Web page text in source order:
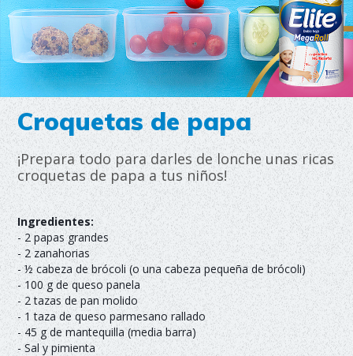
Croquetas de papa
¡Prepara todo para darles de lonche unas ricas
croquetas de papa a tus niños!
Ingredientes:
- 2 papas grandes
- 2 zanahorias
- ½ cabeza de brócoli (o una cabeza pequeña de brócoli)
- 100 g de queso panela
- 2 tazas de pan molido
- 1 taza de queso parmesano rallado
- 45 g de mantequilla (media barra)
- Sal y pimienta